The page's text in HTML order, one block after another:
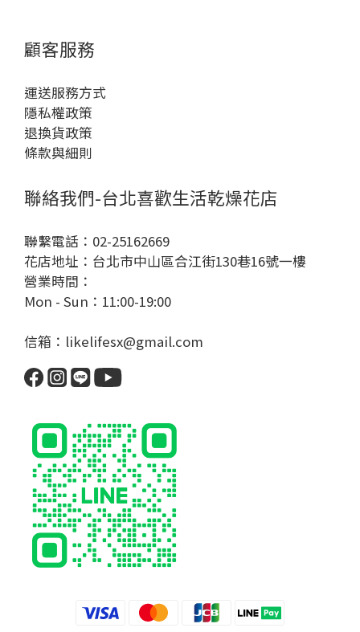
顧客服務
運送服務方式
隱私權政策
退換貨政策
條款與細則
聯絡我們-台北喜歡生活乾燥花店
聯繫電話：02-25162669
花店地址：台北市中山區合江街130巷16號一樓
營業時間：
Mon - Sun：11:00-19:00
信箱：likelifesx@gmail.com